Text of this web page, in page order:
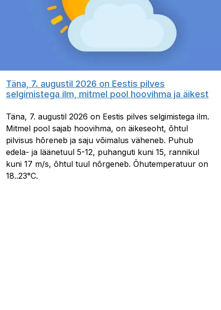
Täna, 7. augustil 2026 on Eestis pilves
selgimistega ilm, mitmel pool hoovihma ja äikest
Täna, 7. augustil 2026 on Eestis pilves selgimistega ilm.
Mitmel pool sajab hoovihma, on äikeseoht, õhtul
pilvisus hõreneb ja saju võimalus väheneb. Puhub
edela- ja läänetuul 5-12, puhanguti kuni 15, rannikul
kuni 17 m/s, õhtul tuul nõrgeneb. Õhutemperatuur on
18..23°C.